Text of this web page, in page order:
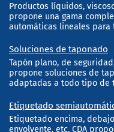
Productos líquidos,
propone una gama
automáticas lineales
Soluciones de taponado
Tapón plano, de
propone soluciones de
adaptadas a todo tipo de
Etiquetado
Etiquetado encima,
envolvente, etc. CDA